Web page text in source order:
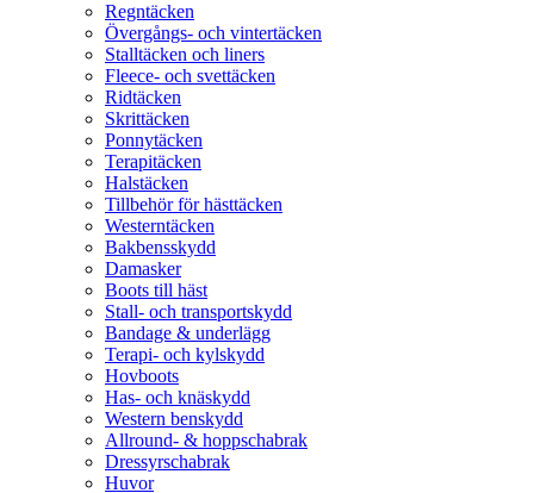
Regntäcken
Övergångs- och vintertäcken
Stalltäcken och liners
Fleece- och svettäcken
Ridtäcken
Skrittäcken
Ponnytäcken
Terapitäcken
Halstäcken
Tillbehör för hästtäcken
Westerntäcken
Bakbensskydd
Damasker
Boots till häst
Stall- och transportskydd
Bandage & underlägg
Terapi- och kylskydd
Hovboots
Has- och knäskydd
Western benskydd
Allround- & hoppschabrak
Dressyrschabrak
Huvor